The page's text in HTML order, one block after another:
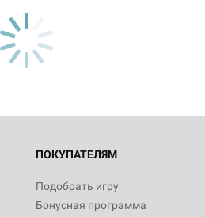
ПОКУПАТЕЛЯМ
Подобрать игру
Бонусная программа